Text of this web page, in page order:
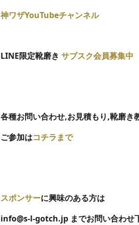
神ワザYouTubeチャンネル
LINE限定靴磨き サブスク会員募集中
各種お問い合わせ,お見積もり,靴磨き
ご参加はコチラまで
スポンサーに興味のある方は
info@s-l-gotch.jp までお問い合わせ